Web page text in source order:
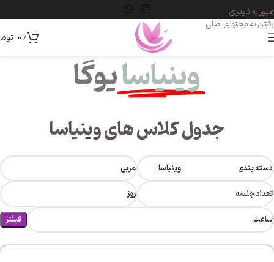
عبور به ناوبری
رفتن به محتوای اصلی
/
0
وینیاسایوگا
جدول کلاس های وینیاسا
دسته بندی وینیاسا
مربی
تعداد جلسه
روز
ساعت
فیلتر